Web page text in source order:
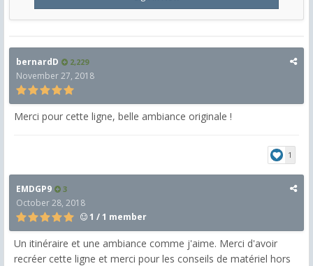
bernardD 2,229
November 27, 2018
Merci pour cette ligne, belle ambiance originale !
1
EMDGP9 3
October 28, 2018
1 / 1 member
Un itinéraire et une ambiance comme j'aime. Merci d'avoir
recréer cette ligne et merci pour les conseils de matériel hors